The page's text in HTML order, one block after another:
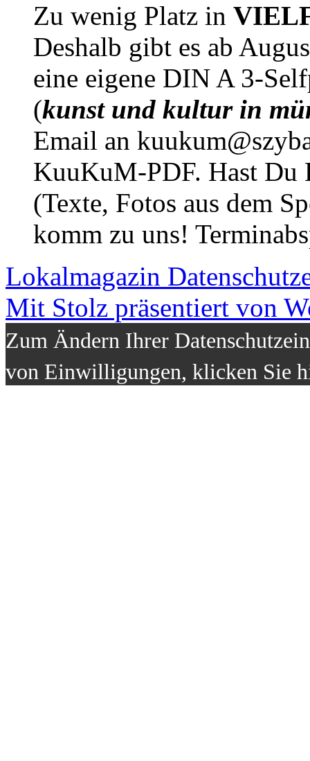
Zu wenig Platz in
Deshalb gibt es ab
eine eigene DIN A 3-
(kunst und kultur in
Email an
KuuKuM-PDF. Hast Du
(Texte, Fotos aus dem
komm zu uns!
Lokalmagazin
Mit Stolz präsentiert von
Zum Ändern Ihrer
von Einwilligungen, klicken Sie